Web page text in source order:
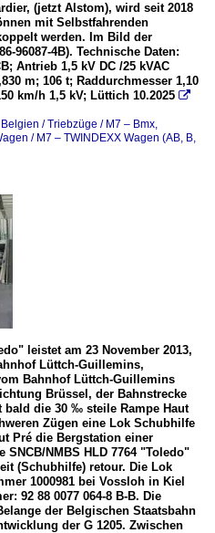
(jetzt Alstom), wird seit 2018
mit Selbstfahrenden
werden. Im Bild der
96087-4B). Technische Daten:
Antrieb 1,5 kV DC /25 kVAC
m; 106 t; Raddurchmesser 1,10
km/h 1,5 kV; Lüttich 10.2025 
Belgien / Triebzüge / M7 – Bmx,
/ M7 – TWINDEXX Wagen (AB, B,
leistet am 23 November 2013,
Lüttch-Guillemins,
Bahnhof Lüttch-Guillemins
Brüssel, der Bahnstrecke
die 30 ‰ steile Rampe Haut
Zügen eine Lok Schubhilfe
Pré die Bergstation einer
NMBS HLD 7764 "Toledo"
(Schubhilfe) retour. Die Lok
1000981 bei Vossloh in Kiel
92 88 0077 064-8 B-B. Die
der Belgischen Staatsbahn
der G 1205. Zwischen